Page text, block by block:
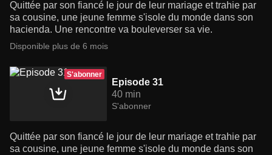
Quittée par son fiancé le jour de leur mariage et trahie par
sa cousine, une jeune femme s'isole du monde dans son
hacienda. Une rencontre va bouleverser sa vie.
Disponible plus de 6 mois
S'abonner
Episode 31
40 min
S'abonner
Quittée par son fiancé le jour de leur mariage et trahie par
sa cousine, une jeune femme s'isole du monde dans son